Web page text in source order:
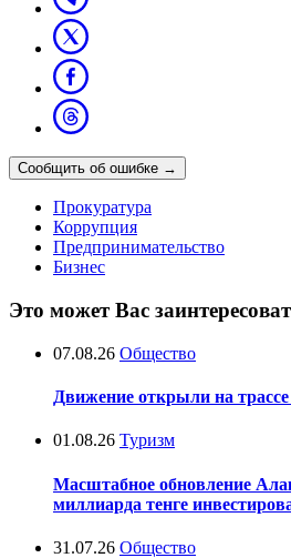
Сообщить об ошибке →
Прокуратура
Коррупция
Предпринимательство
Бизнес
Это может Вас
07.08.26 Общество
Движение открыли на
01.08.26 Туризм
Масштабное обновление
миллиарда тенге
31.07.26 Общество